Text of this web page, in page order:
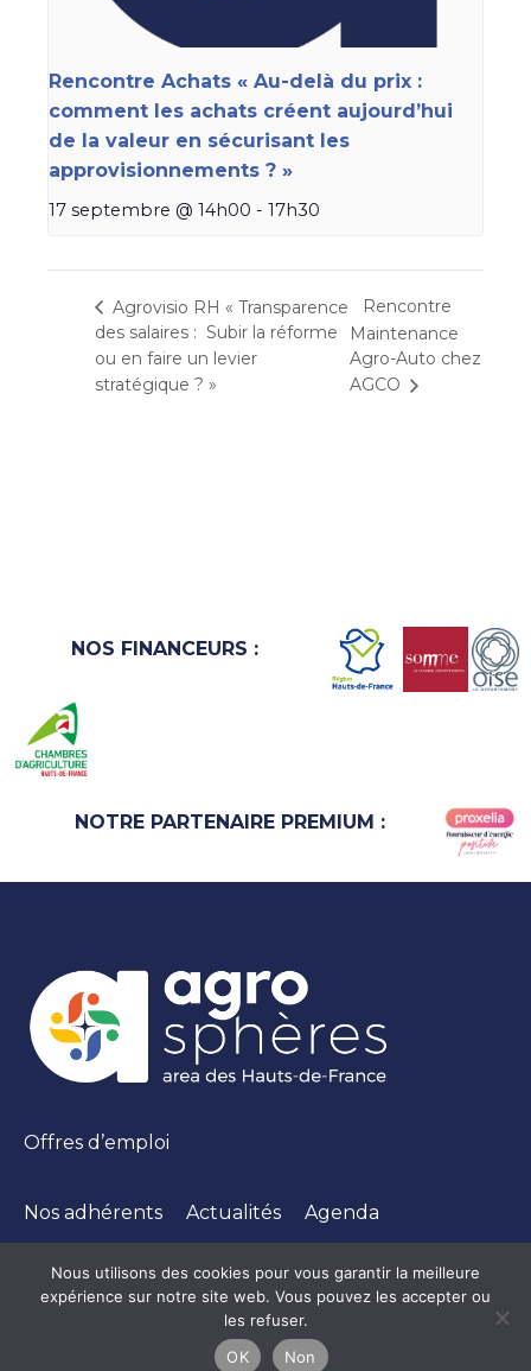
Rencontre Achats « Au-delà du prix :
comment les achats créent aujourd’hui
de la valeur en sécurisant les
approvisionnements ? »
17 septembre @ 14h00 - 17h30
Agrovisio RH « Transparence
des salaires : Subir la réforme
ou en faire un levier
stratégique ? »
Rencontre
Maintenance
Agro-Auto chez
AGCO
NOS FINANCEURS :
NOTRE PARTENAIRE PREMIUM :
Offres d’emploi
Nos adhérents Actualités Agenda
|Politique de confidentialté
Nous utilisons des cookies pour vous garantir la meilleure
expérience sur notre site web. Vous pouvez les accepter ou
les refuser.
OK
Non